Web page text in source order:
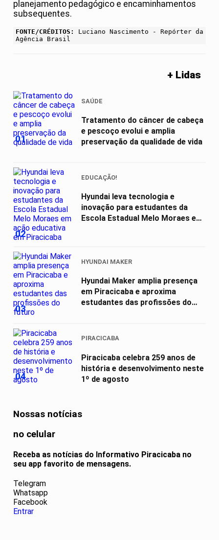
planejamento pedagógico e encaminhamentos
subsequentes.
FONTE/CRÉDITOS:
Luciano Nascimento - Repórter da
Agência Brasil
+ Lidas
01
SAÚDE
Tratamento do câncer de cabeça
e pescoço evolui e amplia
preservação da qualidade de vida
02
EDUCAÇÃO!
Hyundai leva tecnologia e
inovação para estudantes da
Escola Estadual Melo Moraes em
03
HYUNDAI MAKER
Hyundai Maker amplia presença
em Piracicaba e aproxima
estudantes das profissões do
04
PIRACICABA
Piracicaba celebra 259 anos de
história e desenvolvimento neste
1º de agosto
Nossas notícias
no celular
Receba as notícias do Informativo Piracicaba no
seu app favorito de mensagens.
Telegram
Whatsapp
Facebook
Entrar